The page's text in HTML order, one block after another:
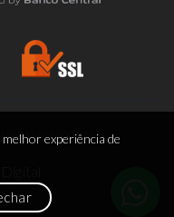
88.665.963/0001-55
experiência de